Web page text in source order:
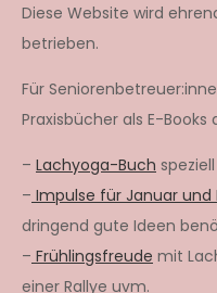
Diese Website wird
betrieben.
Für
Praxisbücher als E-Books
– Lachyoga-Buch
– Impulse für Januar und
dringend gute Ideen
– Frühlingsfreude mit
einer Rallye uvm.